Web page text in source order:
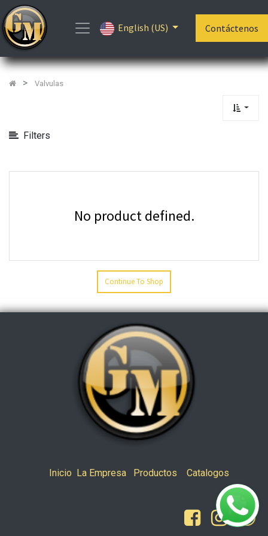
English (US) Contáctenos
Valvulas
Filters
Show
Categories
No product defined.
Continue To Shop
Inicio La Empresa Productos Catalogos